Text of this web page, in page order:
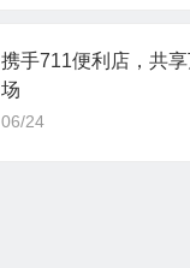
携手711便利店，共
场
06/24